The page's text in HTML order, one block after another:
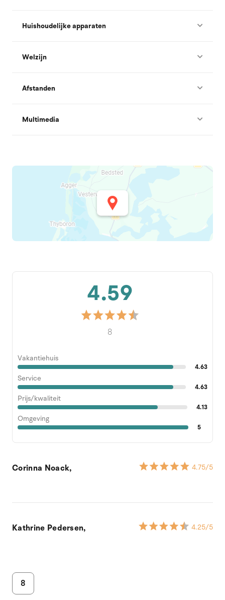
Huishoudelijke apparaten
Welzijn
Afstanden
Multimedia
4.59
8
Vakantiehuis
4.63
Service
4.63
Prijs/kwaliteit
4.13
Omgeving
5
Corinna Noack, 4.75/5
Kathrine Pedersen, 4.25/5
8